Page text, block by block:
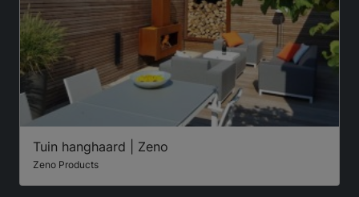
Tuin hanghaard | Zeno
Zeno Products